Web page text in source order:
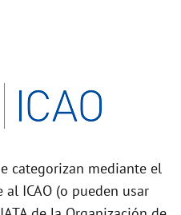
categorizan mediante el
ICAO (o pueden usar